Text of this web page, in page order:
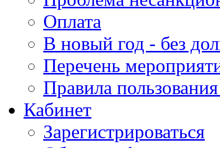
Оплата
В новый год - без
Перечень
Правила
Кабинет
Зарегистрироваться